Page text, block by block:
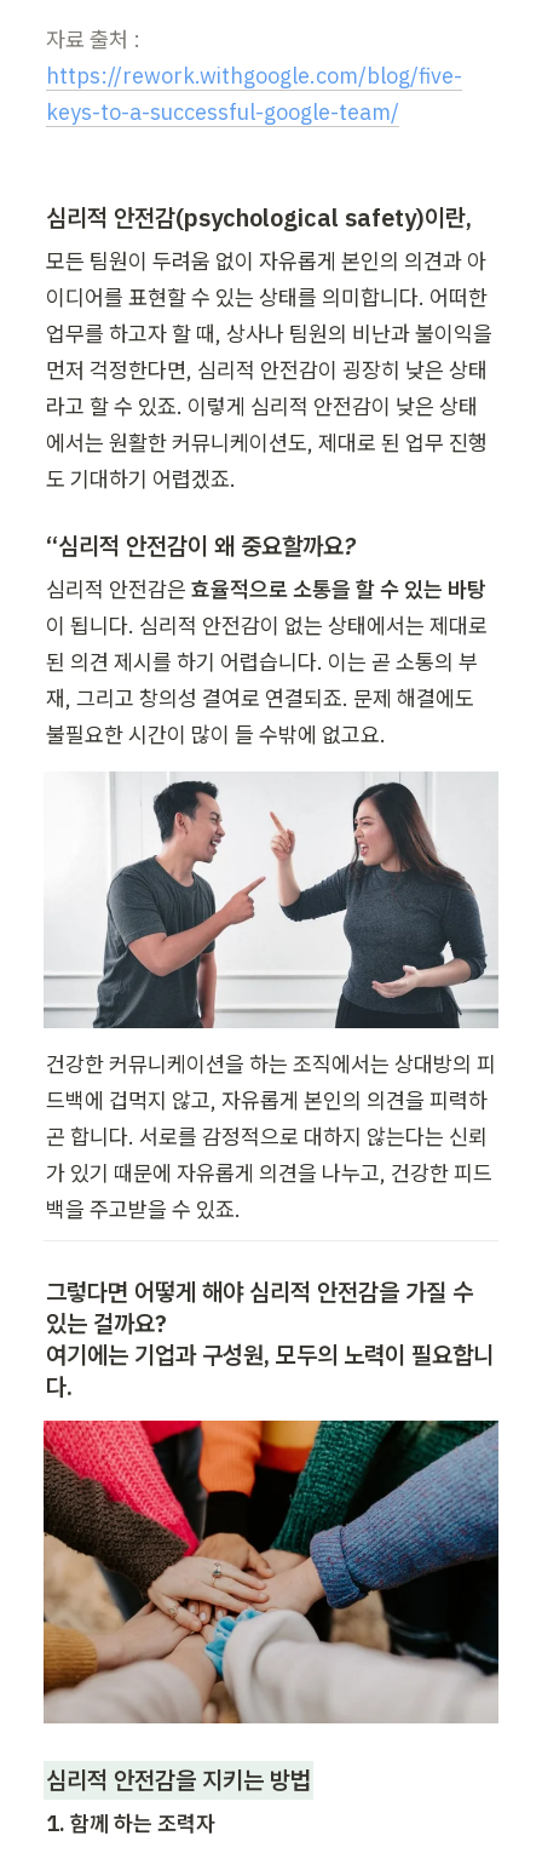
https://rework.withgoogle.com/blog/five-
keys-to-a-successful-google-team/
심리적 안전감(psychological safety)이란,
모든 팀원이 두려움 없이 자유롭게 본인의 의견과 아
이디어를 표현할 수 있는 상태를 의미합니다. 어떠한
업무를 하고자 할 때, 상사나 팀원의 비난과 불이익을
먼저 걱정한다면, 심리적 안전감이 굉장히 낮은 상태
라고 할 수 있죠. 이렇게 심리적 안전감이 낮은 상태
에서는 원활한 커뮤니케이션도, 제대로 된 업무 진행
도 기대하기 어렵겠죠.
“심리적 안전감이 왜 중요할까요?
심리적 안전감은 효율적으로 소통을 할 수 있는 바탕
이 됩니다. 심리적 안전감이 없는 상태에서는 제대로
된 의견 제시를 하기 어렵습니다. 이는 곧 소통의 부
재, 그리고 창의성 결여로 연결되죠. 문제 해결에도
불필요한 시간이 많이 들 수밖에 없고요.
건강한 커뮤니케이션을 하는 조직에서는 상대방의 피
드백에 겁먹지 않고, 자유롭게 본인의 의견을 피력하
곤 합니다. 서로를 감정적으로 대하지 않는다는 신뢰
가 있기 때문에 자유롭게 의견을 나누고, 건강한 피드
백을 주고받을 수 있죠.
그렇다면 어떻게 해야 심리적 안전감을 가질 수
있는 걸까요?
여기에는 기업과 구성원, 모두의 노력이 필요합니
다.
심리적 안전감을 지키는 방법
1. 함께 하는 조력자